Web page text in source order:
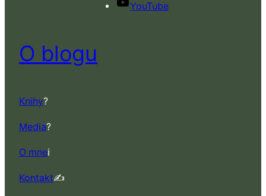
YouTube
O blogu
Knihy?
Media?
O mneℹ️
Kontakt✍️